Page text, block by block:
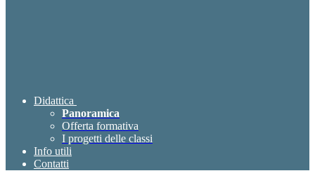
Didattica
Panoramica
Offerta formativa
I progetti delle classi
Info utili
Contatti